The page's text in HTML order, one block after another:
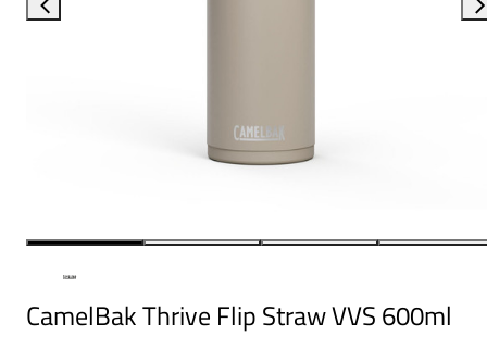
CamelBak Thrive Flip Straw VVS 600ml